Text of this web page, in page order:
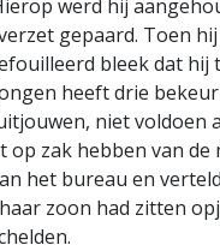
werd hij
gepaard. Toen
bleek dat hij
heeft drie
niet voldoen
zak hebben van de
het bureau en
zoon had zitten